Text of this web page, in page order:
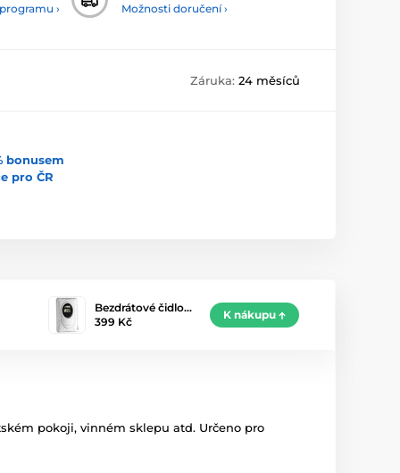
› Možnosti doručení ›
Záruka: 24 měsíců
bonusem
pro ČR
Bezdrátové čidlo…
399 Kč
K nákupu
pokoji, vinném sklepu atd. Určeno pro